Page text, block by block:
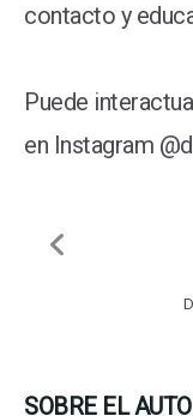
contacto y
Puede
en Instagram
SOBRE EL